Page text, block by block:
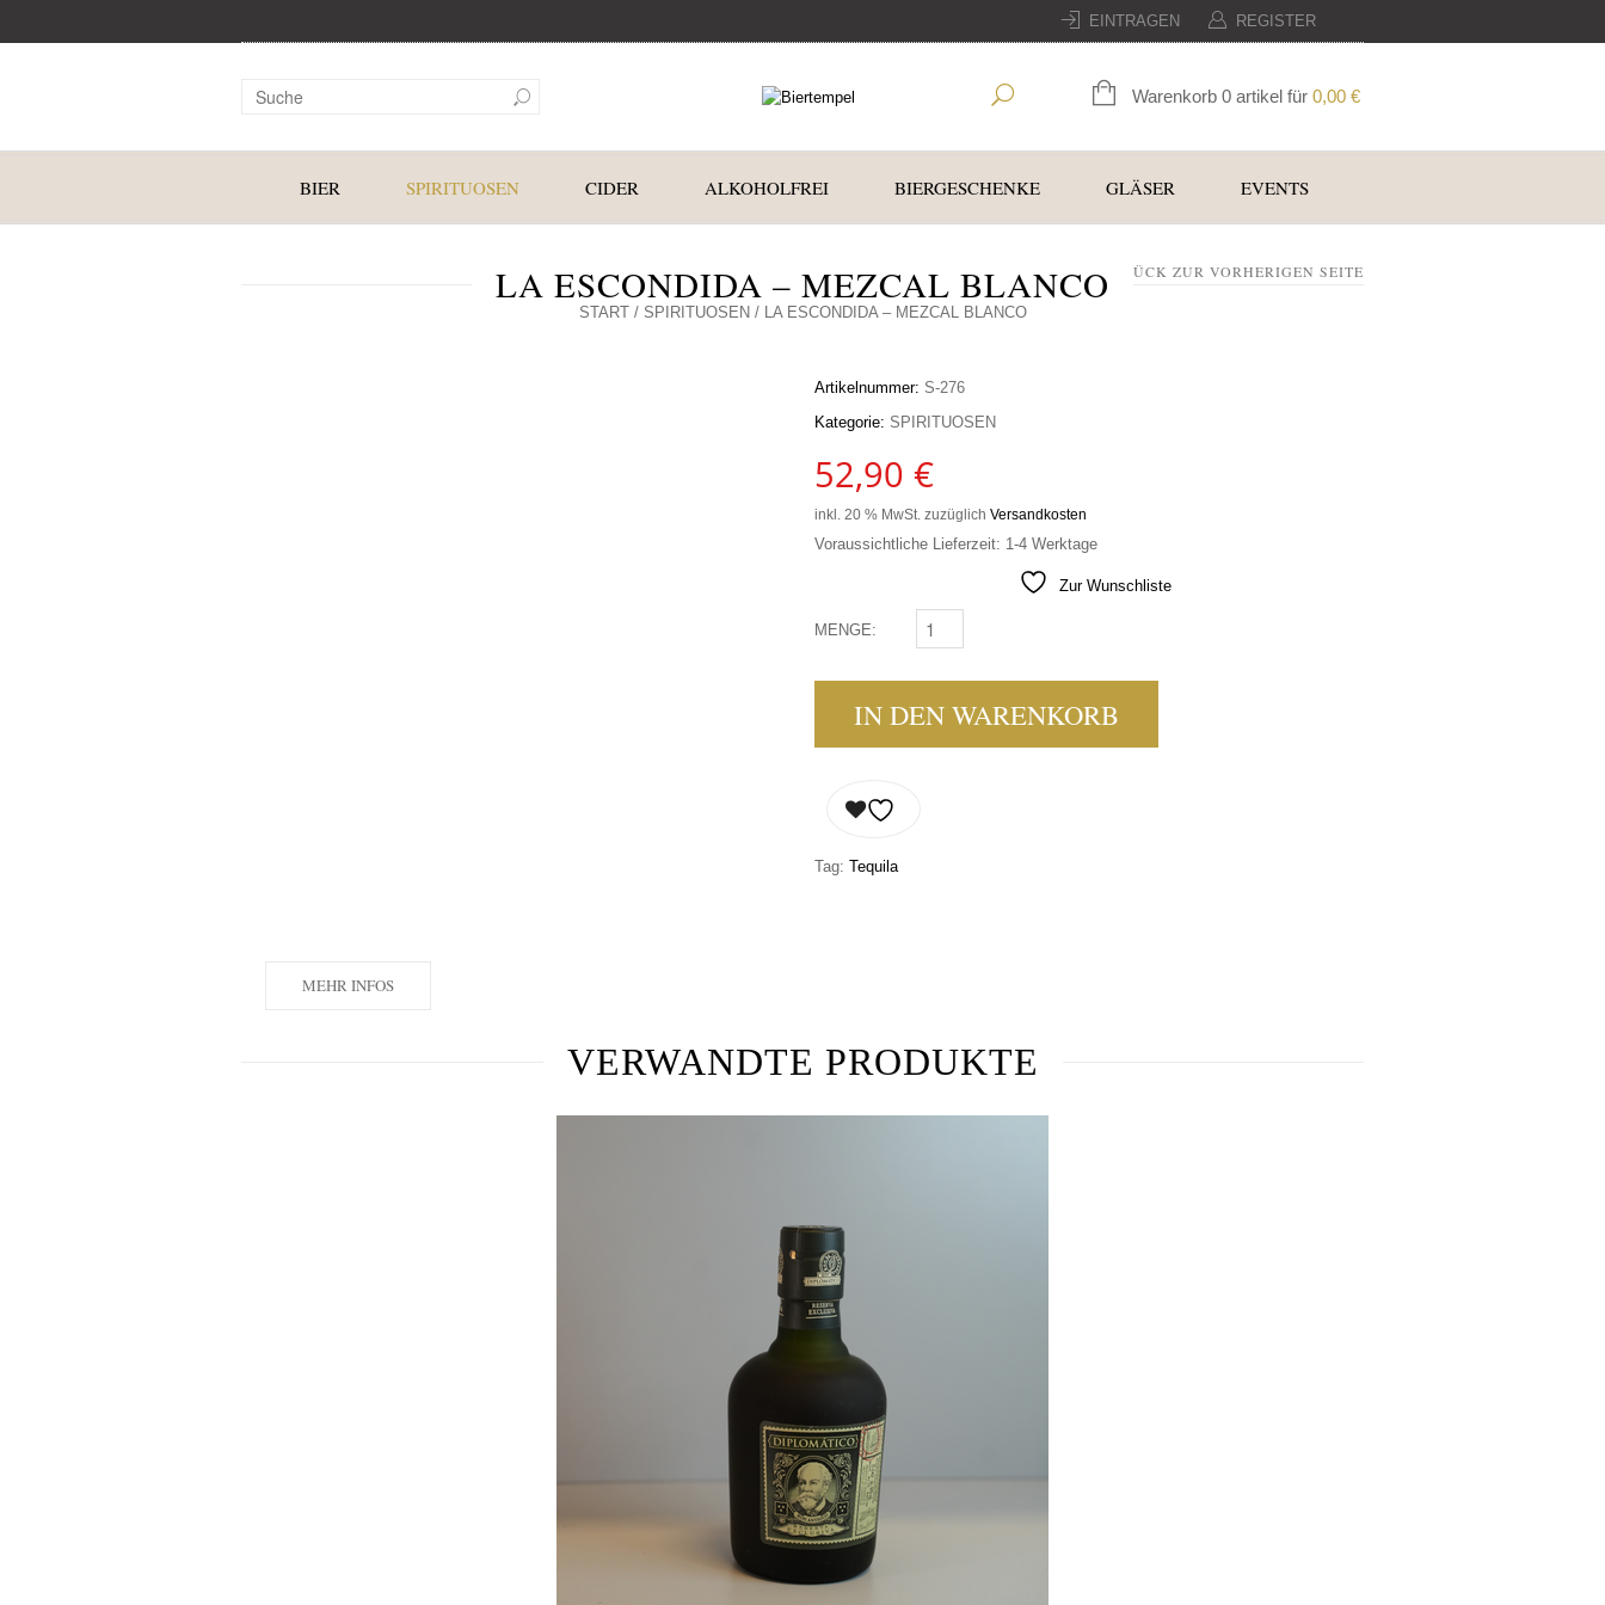
EINTRAGEN REGISTER
Warenkorb 0 artikel für 0,00 €
BIER SPIRITUOSEN CIDER ALKOHOLFREI BIERGESCHENKE GLÄSER EVENTS
LA ESCONDIDA – MEZCAL BLANCO
START/ SPIRITUOSEN / LA ESCONDIDA – MEZCAL BLANCO
ZURÜCK ZUR VORHERIGEN SEITE
Artikelnummer: S-276
Kategorie: SPIRITUOSEN
52,90 €
inkl. 20 % MwSt. zuzüglich Versandkosten
Voraussichtliche Lieferzeit: 1-4 Werktage
Zur Wunschliste
MENGE: LA ESCONDIDA - MEZCAL BLANCO MENGE
IN DEN WARENKORB
Tag: Tequila
MEHR INFOS
VERWANDTE PRODUKTE